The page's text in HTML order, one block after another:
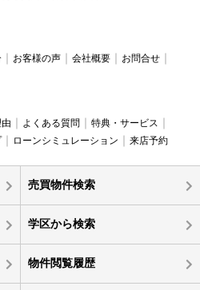
お客様の声 会社概要
お問合せ
よくある質問
特典・サービス
ローンシミュレーション 来店予約
売買物件検索
学区から検索
物件閲覧履歴